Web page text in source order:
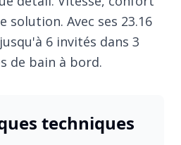
solution. Avec ses 23.16
6 invités dans 3
de bain à bord.
techniques